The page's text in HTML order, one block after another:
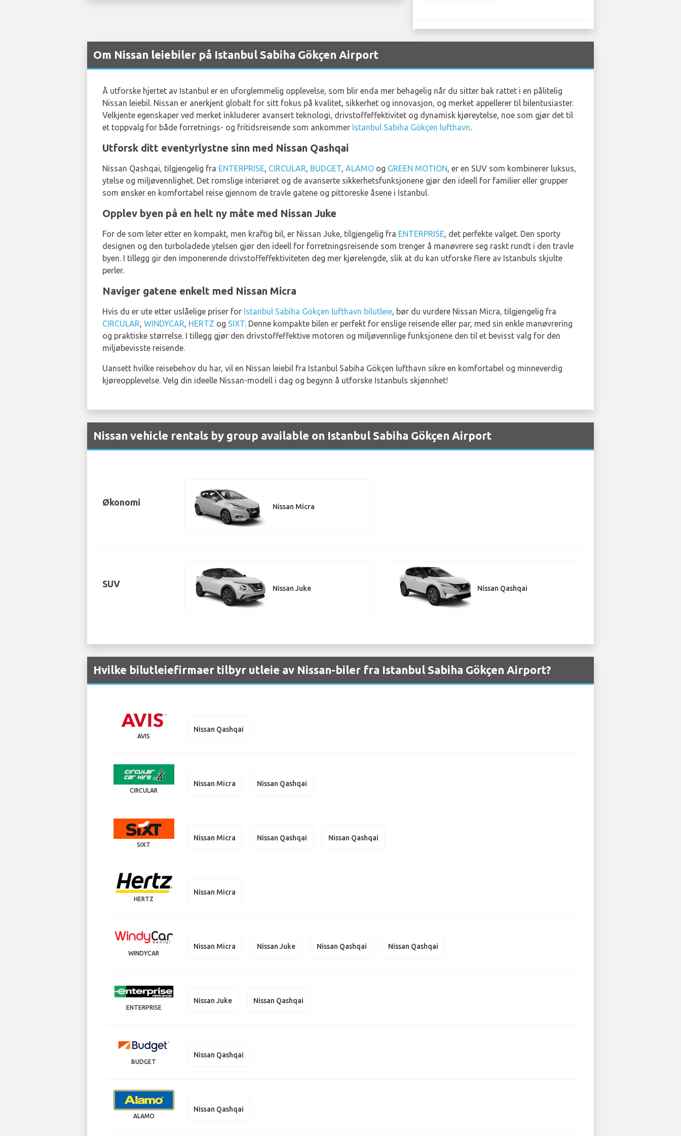
Om Nissan leiebiler på Istanbul Sabiha Gökçen Airport
Å utforske hjertet av Istanbul er en uforglemmelig opplevelse, som blir enda mer behagelig når du sitter bak rattet i en pålitelig
Nissan leiebil. Nissan er anerkjent globalt for sitt fokus på kvalitet, sikkerhet og innovasjon, og merket appellerer til bilentusiaster.
Velkjente egenskaper ved merket inkluderer avansert teknologi, drivstoffeffektivitet og dynamisk kjøreytelse, noe som gjør det til
et toppvalg for både forretnings- og fritidsreisende som ankommer Istanbul Sabiha Gökçen lufthavn.
Utforsk ditt eventyrlystne sinn med Nissan Qashqai
Nissan Qashqai, tilgjengelig fra ENTERPRISE, CIRCULAR, BUDGET, ALAMO og GREEN MOTION, er en SUV som kombinerer luksus,
ytelse og miljøvennlighet. Det romslige interiøret og de avanserte sikkerhetsfunksjonene gjør den ideell for familier eller grupper
som ønsker en komfortabel reise gjennom de travle gatene og pittoreske åsene i Istanbul.
Opplev byen på en helt ny måte med Nissan Juke
For de som leter etter en kompakt, men kraftig bil, er Nissan Juke, tilgjengelig fra ENTERPRISE, det perfekte valget. Den sporty
designen og den turboladede ytelsen gjør den ideell for forretningsreisende som trenger å manøvrere seg raskt rundt i den travle
byen. I tillegg gir den imponerende drivstoffeffektiviteten deg mer kjørelengde, slik at du kan utforske flere av Istanbuls skjulte
perler.
Naviger gatene enkelt med Nissan Micra
Hvis du er ute etter uslåelige priser for Istanbul Sabiha Gökçen lufthavn bilutleie, bør du vurdere Nissan Micra, tilgjengelig fra
CIRCULAR, WINDYCAR, HERTZ og SIXT. Denne kompakte bilen er perfekt for enslige reisende eller par, med sin enkle manøvrering
og praktiske størrelse. I tillegg gjør den drivstoffeffektive motoren og miljøvennlige funksjonene den til et bevisst valg for den
miljøbevisste reisende.
Uansett hvilke reisebehov du har, vil en Nissan leiebil fra Istanbul Sabiha Gökçen lufthavn sikre en komfortabel og minneverdig
kjøreopplevelse. Velg din ideelle Nissan-modell i dag og begynn å utforske Istanbuls skjønnhet!
Nissan vehicle rentals by group available on Istanbul Sabiha Gökçen Airport
Økonomi Nissan Micra
SUV Nissan Juke Nissan Qashqai
Hvilke bilutleiefirmaer tilbyr utleie av Nissan-biler fra Istanbul Sabiha Gökçen Airport?
AVIS
Nissan Qashqai
CIRCULAR
Nissan Micra Nissan Qashqai
SIXT
Nissan Micra Nissan Qashqai Nissan Qashqai
HERTZ
Nissan Micra
WINDYCAR
Nissan Micra Nissan Juke Nissan Qashqai Nissan Qashqai
ENTERPRISE
Nissan Juke Nissan Qashqai
BUDGET
Nissan Qashqai
ALAMO
Nissan Qashqai